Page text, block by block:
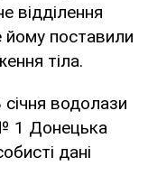
відділення
йому поставили
тіла.
водолази
№ 1 Донецька
дані